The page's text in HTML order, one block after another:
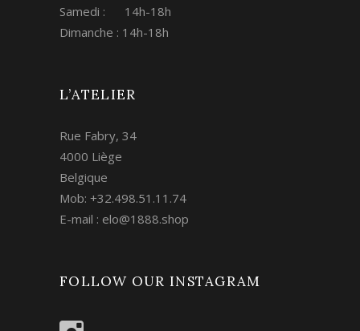
Samedi : 14h-18h
Dimanche : 14h-18h
L’ATELIER
Rue Fabry, 34
4000 Liège
Belgique
Mob: +32.498.51.11.74
E-mail : elo@1888.shop
FOLLOW OUR INSTAGRAM